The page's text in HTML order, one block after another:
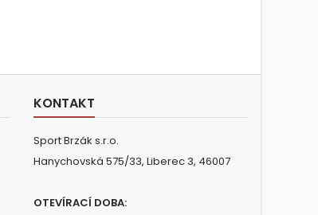
KONTAKT
Sport Brzák s.r.o.
Hanychovská 575/33, Liberec 3, 46007
OTEVÍRACÍ DOBA: